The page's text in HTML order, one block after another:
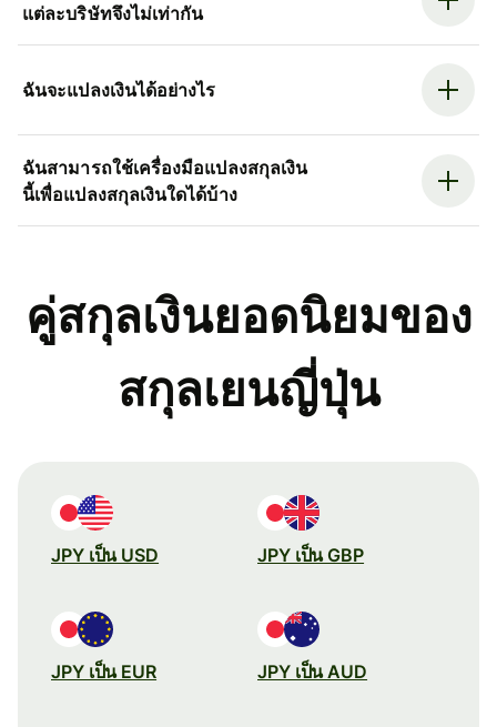
แต่ละบริษัทจึงไม่เท่ากัน
ฉันจะแปลงเงินได้อย่างไร
ฉันสามารถใช้เครื่องมือแปลงสกุลเงิน
นี้เพื่อแปลงสกุลเงินใดได้บ้าง
คู่สกุลเงินยอดนิยมของ
สกุลเยนญี่ปุ่น
JPY เป็น USD JPY เป็น GBP
JPY เป็น EUR JPY เป็น AUD